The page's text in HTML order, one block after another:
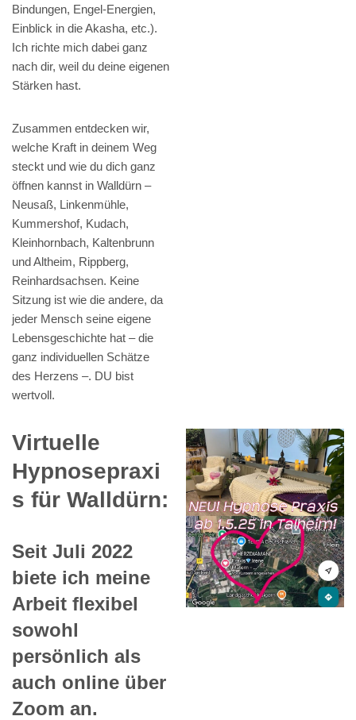
Bindungen, Engel-Energien,
Einblick in die Akasha, etc.).
Ich richte mich dabei ganz
nach dir, weil du deine eigenen
Stärken hast.
Zusammen entdecken wir,
welche Kraft in deinem Weg
steckt und wie du dich ganz
öffnen kannst in Walldürn –
Neusaß, Linkenmühle,
Kummershof, Kudach,
Kleinhornbach, Kaltenbrunn
und Altheim, Rippberg,
Reinhardsachsen. Keine
Sitzung ist wie die andere, da
jeder Mensch seine eigene
Lebensgeschichte hat – die
ganz individuellen Schätze
des Herzens –. DU bist
wertvoll.
Virtuelle
Hypnosepraxi
s für Walldürn:
Seit Juli 2022
biete ich meine
Arbeit flexibel
sowohl
persönlich als
auch online über
Zoom an.